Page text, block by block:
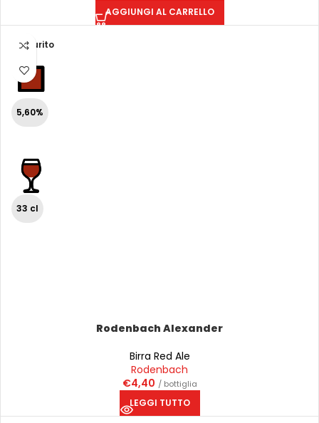
AGGIUNGI AL CARRELLO
Esaurito
5,60%
33 cl
Rodenbach Alexander
Birra Red Ale
Rodenbach
€4,40 / bottiglia
LEGGI TUTTO